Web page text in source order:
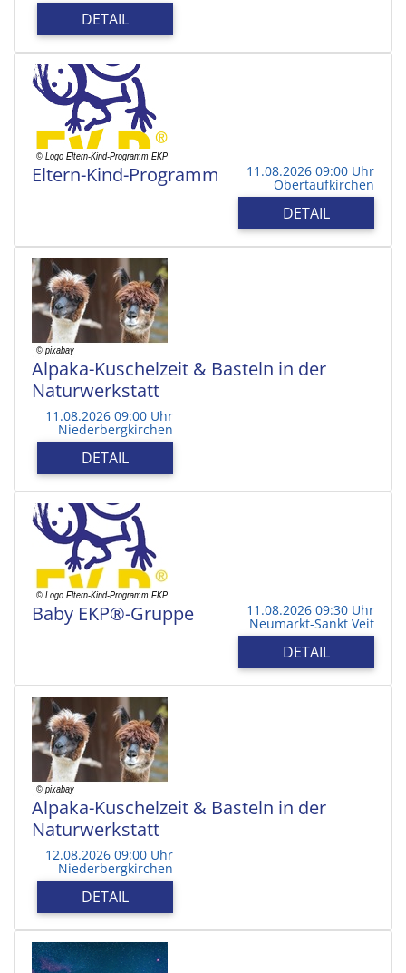
DETAIL
Eltern-Kind-Programm 11.08.2026 09:00 Uhr
Obertaufkirchen
DETAIL
Alpaka-Kuschelzeit & Basteln in der
Naturwerkstatt
11.08.2026 09:00 Uhr
Niederbergkirchen
DETAIL
Baby EKP®-Gruppe 11.08.2026 09:30 Uhr
Neumarkt-Sankt Veit
DETAIL
Alpaka-Kuschelzeit & Basteln in der
Naturwerkstatt
12.08.2026 09:00 Uhr
Niederbergkirchen
DETAIL